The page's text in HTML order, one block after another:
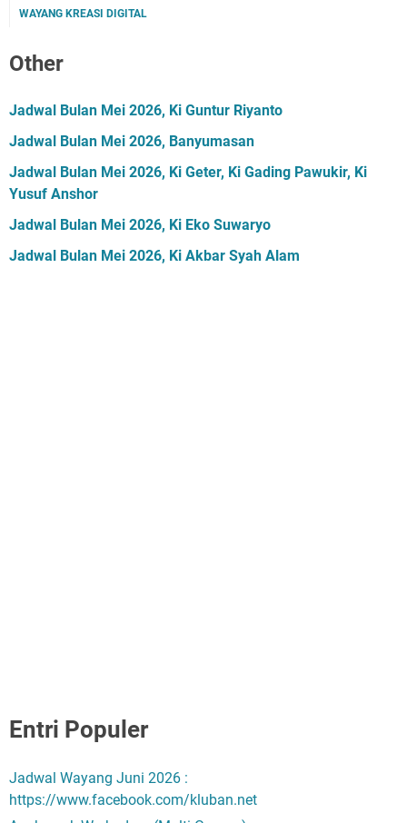
WAYANG KREASI DIGITAL
Other
Jadwal Bulan Mei 2026, Ki Guntur Riyanto
Jadwal Bulan Mei 2026, Banyumasan
Jadwal Bulan Mei 2026, Ki Geter, Ki Gading Pawukir, Ki
Yusuf Anshor
Jadwal Bulan Mei 2026, Ki Eko Suwaryo
Jadwal Bulan Mei 2026, Ki Akbar Syah Alam
Entri Populer
Jadwal Wayang Juni 2026 :
https://www.facebook.com/kluban.net